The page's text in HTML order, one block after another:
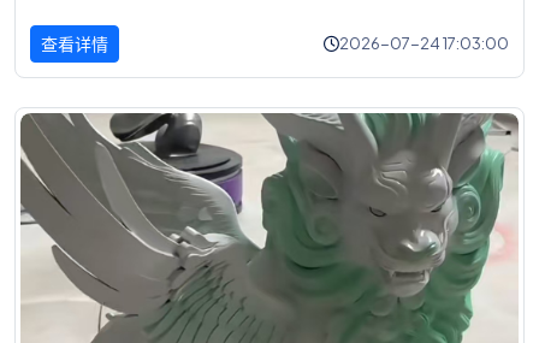
查看详情 2026-07-24 17:03:00